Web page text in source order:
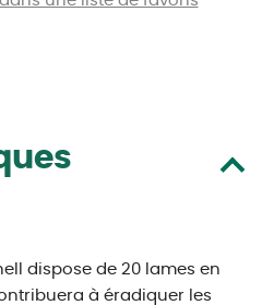
dispose de 20 lames en
à éradiquer les